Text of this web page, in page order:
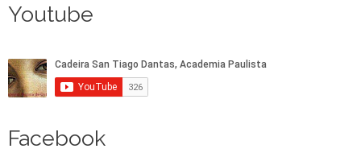
Youtube
Facebook